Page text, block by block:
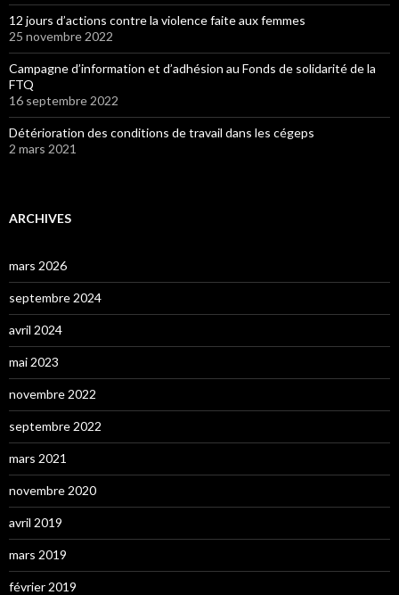
12 jours d’actions contre la violence faite aux femmes
25 novembre 2022
Campagne d’information et d’adhésion au Fonds de solidarité de la
FTQ
16 septembre 2022
Détérioration des conditions de travail dans les cégeps
2 mars 2021
ARCHIVES
mars 2026
septembre 2024
avril 2024
mai 2023
novembre 2022
septembre 2022
mars 2021
novembre 2020
avril 2019
mars 2019
février 2019